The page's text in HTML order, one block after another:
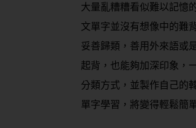
大量亂糟糟看似難以記憶
文單字並沒有想像中的難
妥善歸類，善用外來語或
起背，也能夠加深印象，
分類方式，並製作自己的
單字學習，將變得輕鬆簡